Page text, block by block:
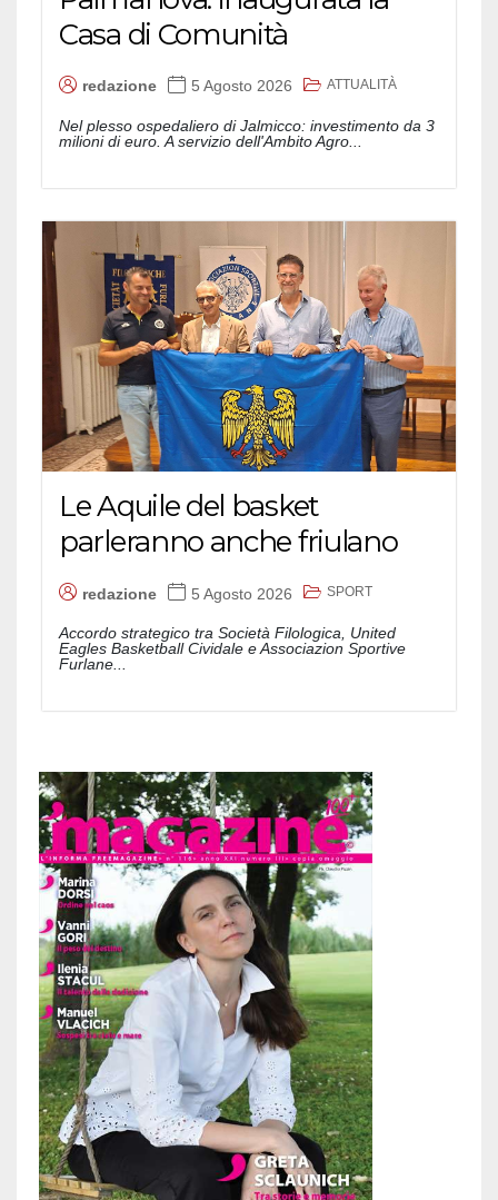
Casa di Comunità
redazione 5 Agosto 2026 ATTUALITÀ
Nel plesso ospedaliero di Jalmicco: investimento da 3
milioni di euro. A servizio dell'Ambito Agro...
Le Aquile del basket
parleranno anche friulano
redazione 5 Agosto 2026 SPORT
Accordo strategico tra Società Filologica, United
Eagles Basketball Cividale e Associazion Sportive
Furlane...